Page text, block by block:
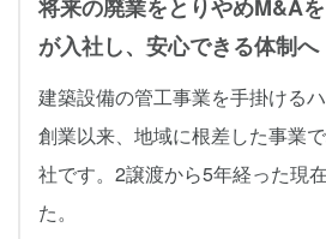
将来の廃業をとりやめM&A
が入社し、安心できる体制へ
建築設備の管工事業を手掛ける
創業以来、地域に根差した事業
社です。2譲渡から5年経った現
た。